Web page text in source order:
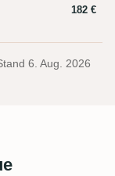
182 €
6. Aug. 2026